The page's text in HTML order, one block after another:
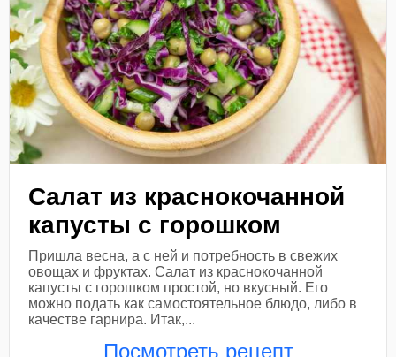
Салат из краснокочанной
капусты с горошком
Пришла весна, а с ней и потребность в свежих
овощах и фруктах. Салат из краснокочанной
капусты с горошком простой, но вкусный. Его
можно подать как самостоятельное блюдо, либо в
качестве гарнира. Итак,...
Посмотреть рецепт